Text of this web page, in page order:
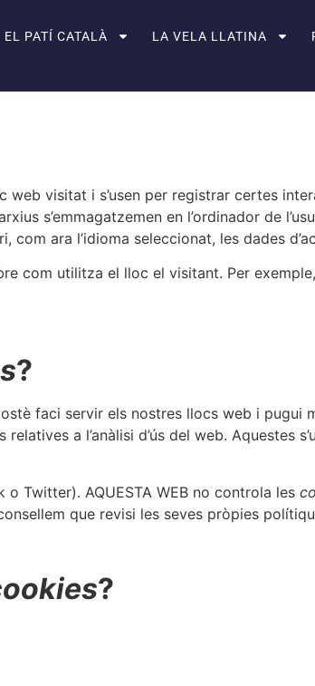
EL PATÍ CATALÀ LA VELA LLATINA
visitat i s’usen per registrar certes
s’emmagatzemen en l’ordinador de
com ara l’idioma seleccionat, les dades
com utilitza el lloc el visitant. Per
?
faci servir els nostres llocs web i pugui
relatives a l’anàlisi d’ús del web. Aquestes
Twitter). AQUESTA WEB no controla les
que revisi les seves pròpies
?